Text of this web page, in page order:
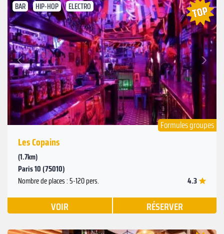
BAR HIP-HOP ELECTRO
Précédent
Suivant
Formules groupes
Les Copains
(1.7km)
Paris 10 (75010)
Nombre de places : 5-120 pers. 4.3
VOIR RÉSERVER